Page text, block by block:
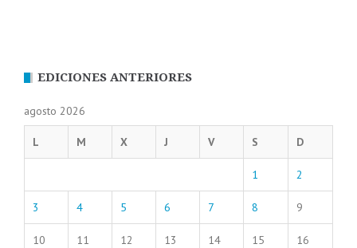
EDICIONES ANTERIORES
agosto 2026
L M X J V S D
1 2
3 4 5 6 7 8 9
10 11 12 13 14 15 16